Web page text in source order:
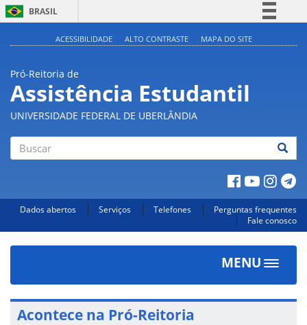
BRASIL
Acesso à informação
Legislação
Canais
ACESSIBILIDADE ALTO CONTRASTE MAPA DO SITE
Pró-Reitoria de
Assistência Estudantil
UNIVERSIDADE FEDERAL DE UBERLÂNDIA
Dados abertos Serviços Telefones
Perguntas frequentes
Fale conosco
MENU
Toggle
Acontece na Pró-Reitoria